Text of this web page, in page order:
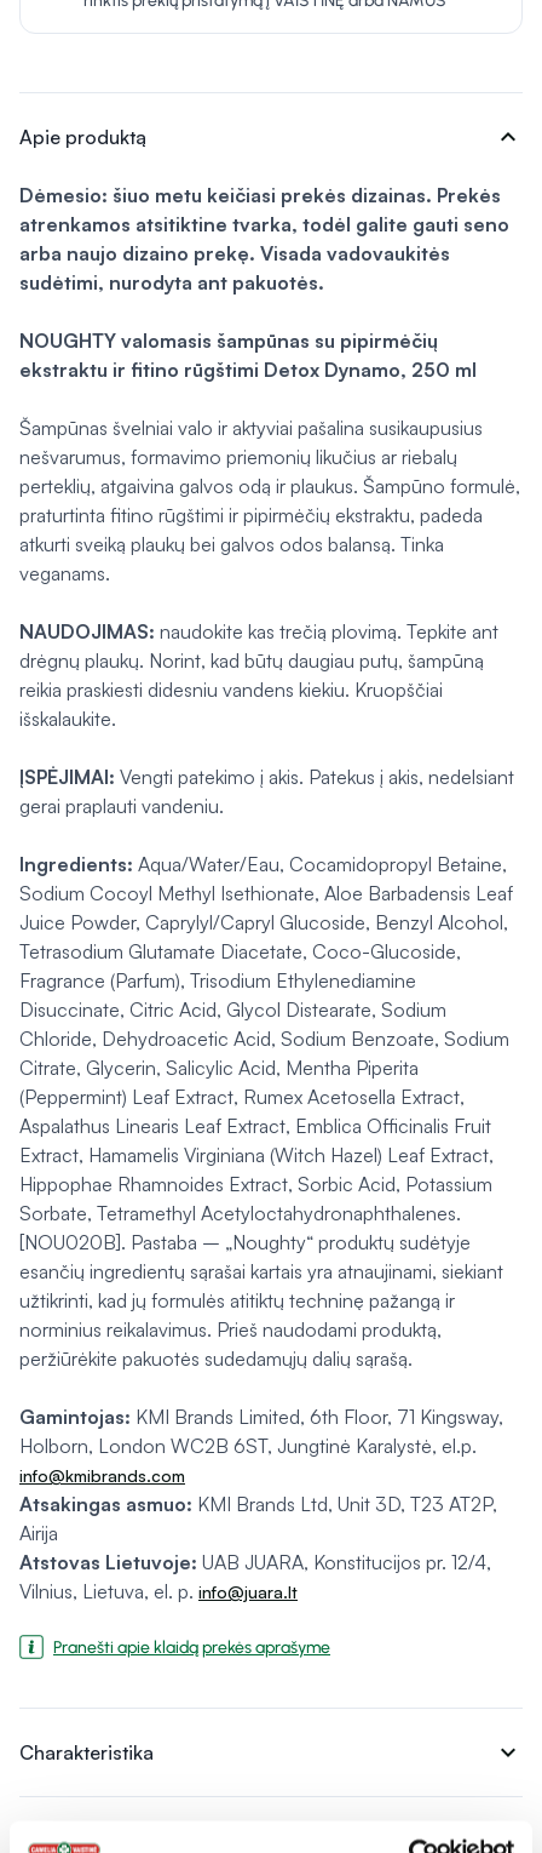
Apie produktą expand_more
Dėmesio: šiuo metu keičiasi prekės dizainas. Prekės
atrenkamos atsitiktine tvarka, todėl galite gauti seno
arba naujo dizaino prekę. Visada vadovaukitės
sudėtimi, nurodyta ant pakuotės.
NOUGHTY valomasis šampūnas su pipirmėčių
ekstraktu ir fitino rūgštimi Detox Dynamo, 250 ml
Šampūnas švelniai valo ir aktyviai pašalina susikaupusius
nešvarumus, formavimo priemonių likučius ar riebalų
perteklių, atgaivina galvos odą ir plaukus. Šampūno formulė,
praturtinta fitino rūgštimi ir pipirmėčių ekstraktu, padeda
atkurti sveiką plaukų bei galvos odos balansą. Tinka
veganams.
NAUDOJIMAS: naudokite kas trečią plovimą. Tepkite ant
drėgnų plaukų. Norint, kad būtų daugiau putų, šampūną
reikia praskiesti didesniu vandens kiekiu. Kruopščiai
išskalaukite.
ĮSPĖJIMAI: Vengti patekimo į akis. Patekus į akis, nedelsiant
gerai praplauti vandeniu.
Ingredients: Aqua/Water/Eau, Cocamidopropyl Betaine,
Sodium Cocoyl Methyl Isethionate, Aloe Barbadensis Leaf
Juice Powder, Caprylyl/Capryl Glucoside, Benzyl Alcohol,
Tetrasodium Glutamate Diacetate, Coco-Glucoside,
Fragrance (Parfum), Trisodium Ethylenediamine
Disuccinate, Citric Acid, Glycol Distearate, Sodium
Chloride, Dehydroacetic Acid, Sodium Benzoate, Sodium
Citrate, Glycerin, Salicylic Acid, Mentha Piperita
(Peppermint) Leaf Extract, Rumex Acetosella Extract,
Aspalathus Linearis Leaf Extract, Emblica Officinalis Fruit
Extract, Hamamelis Virginiana (Witch Hazel) Leaf Extract,
Hippophae Rhamnoides Extract, Sorbic Acid, Potassium
Sorbate, Tetramethyl Acetyloctahydronaphthalenes.
[NOU020B]. Pastaba – „Noughty“ produktų sudėtyje
esančių ingredientų sąrašai kartais yra atnaujinami, siekiant
užtikrinti, kad jų formulės atitiktų techninę pažangą ir
norminius reikalavimus. Prieš naudodami produktą,
peržiūrėkite pakuotės sudedamųjų dalių sąrašą.
Gamintojas: KMI Brands Limited, 6th Floor, 71 Kingsway,
Holborn, London WC2B 6ST, Jungtinė Karalystė, el.p.
info@kmibrands.com
Atsakingas asmuo: KMI Brands Ltd, Unit 3D, T23 AT2P,
Airija
Atstovas Lietuvoje: UAB JUARA, Konstitucijos pr. 12/4,
Vilnius, Lietuva, el. p. info@juara.lt
Pranešti apie klaidą prekės aprašyme
Charakteristika expand_more
Sudedamosios dalys expand_more